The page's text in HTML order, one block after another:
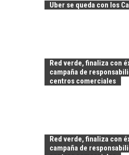
Uber se queda con los
Red verde, finaliza con
campaña de
centros comerciales
Red verde, finaliza con
campaña de
Chile como
DE LOS
HUMANOS EN
EMPRESAS
recursos
las
PARA PYMES
CHILE: